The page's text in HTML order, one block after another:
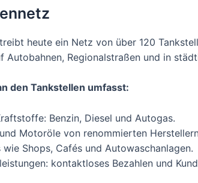
heute ein Netz von über 120
Autobahnen, Regionalstraßen und in
den Tankstellen umfasst:
Benzin, Diesel und Autogas.
Motoröle von renommierten
Shops, Cafés und Autowaschanlagen.
kontaktloses Bezahlen und